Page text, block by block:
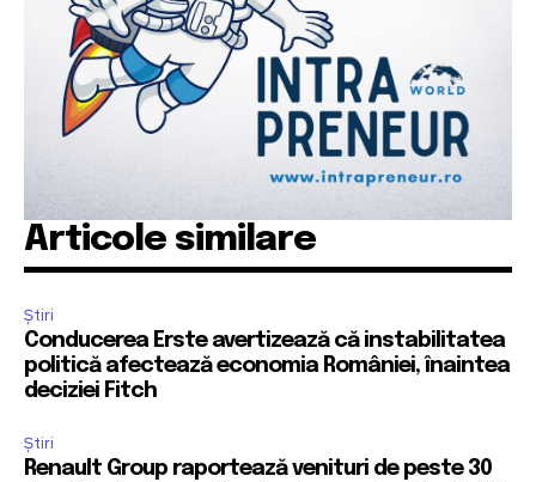
Articole similare
Știri
Conducerea Erste avertizează că instabilitatea
politică afectează economia României, înaintea
deciziei Fitch
Știri
Renault Group raportează venituri de peste 30